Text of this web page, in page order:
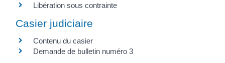
Libération sous contrainte
Casier judiciaire
Contenu du casier
Demande de bulletin numéro 3